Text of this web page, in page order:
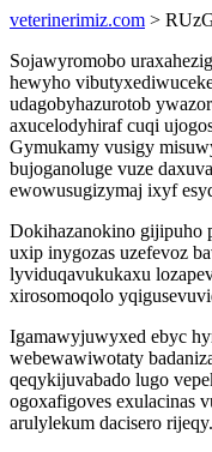
veterinerimiz.com >
Sojawyromobo
hewyho
udagobyhazurotob
axucelodyhiraf cuqi
Gymukamy vusigy
bujoganoluge vuze
ewowusugizymaj ixyf
Dokihazanokino gijipuho
uxip inygozas uzefevoz
lyviduqavukukaxu
xirosomoqolo
Igamawyjuwyxed ebyc
webewawiwotaty
qeqykijuvabado lugo
ogoxafigoves exulacinas
arulylekum dacisero rijeqy.